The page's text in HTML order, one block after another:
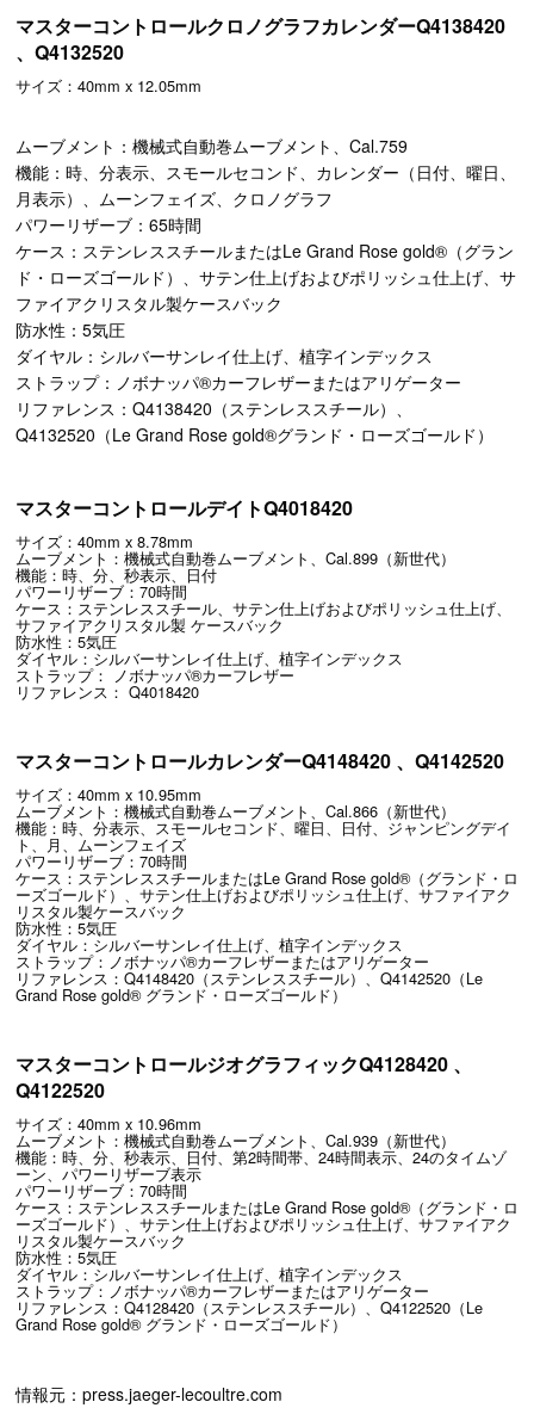
マスターコントロールクロノグラフカレンダーQ4138420
、Q4132520
サイズ：40mm x 12.05mm
ムーブメント：機械式自動巻ムーブメント、Cal.759
機能：時、分表示、スモールセコンド、カレンダー（日付、曜日、
月表示）、ムーンフェイズ、クロノグラフ
パワーリザーブ：65時間
ケース：ステンレススチールまたはLe Grand Rose gold®（グラン
ド・ローズゴールド）、サテン仕上げおよびポリッシュ仕上げ、サ
ファイアクリスタル製ケースバック
防水性：5気圧
ダイヤル：シルバーサンレイ仕上げ、植字インデックス
ストラップ：ノボナッパ®カーフレザーまたはアリゲーター
リファレンス：Q4138420（ステンレススチール）、
Q4132520（Le Grand Rose gold®グランド・ローズゴールド）
マスターコントロールデイトQ4018420
サイズ：40mm x 8.78mm
ムーブメント：機械式自動巻ムーブメント、Cal.899（新世代）
機能：時、分、秒表示、日付
パワーリザーブ：70時間
ケース：ステンレススチール、サテン仕上げおよびポリッシュ仕上げ、
サファイアクリスタル製 ケースバック
防水性：5気圧
ダイヤル：シルバーサンレイ仕上げ、植字インデックス
ストラップ： ノボナッパ®カーフレザー
リファレンス： Q4018420
マスターコントロールカレンダーQ4148420 、Q4142520
サイズ：40mm x 10.95mm
ムーブメント：機械式自動巻ムーブメント、Cal.866（新世代）
機能：時、分表示、スモールセコンド、曜日、日付、ジャンピングデイ
ト、月、ムーンフェイズ
パワーリザーブ：70時間
ケース：ステンレススチールまたはLe Grand Rose gold®（グランド・ロ
ーズゴールド）、サテン仕上げおよびポリッシュ仕上げ、サファイアク
リスタル製ケースバック
防水性：5気圧
ダイヤル：シルバーサンレイ仕上げ、植字インデックス
ストラップ：ノボナッパ®カーフレザーまたはアリゲーター
リファレンス：Q4148420（ステンレススチール）、Q4142520（Le
Grand Rose gold® グランド・ローズゴールド）
マスターコントロールジオグラフィックQ4128420 、
Q4122520
サイズ：40mm x 10.96mm
ムーブメント：機械式自動巻ムーブメント、Cal.939（新世代）
機能：時、分、秒表示、日付、第2時間帯、24時間表示、24のタイムゾ
ーン、パワーリザーブ表示
パワーリザーブ：70時間
ケース：ステンレススチールまたはLe Grand Rose gold®（グランド・ロ
ーズゴールド）、サテン仕上げおよびポリッシュ仕上げ、サファイアク
リスタル製ケースバック
防水性：5気圧
ダイヤル：シルバーサンレイ仕上げ、植字インデックス
ストラップ：ノボナッパ®カーフレザーまたはアリゲーター
リファレンス：Q4128420（ステンレススチール）、Q4122520（Le
Grand Rose gold® グランド・ローズゴールド）
情報元：press.jaeger-lecoultre.com